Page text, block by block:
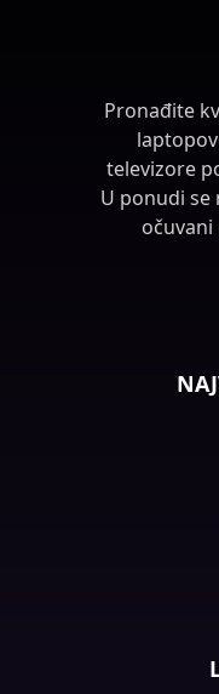
Pronađite
televizore
U ponudi se